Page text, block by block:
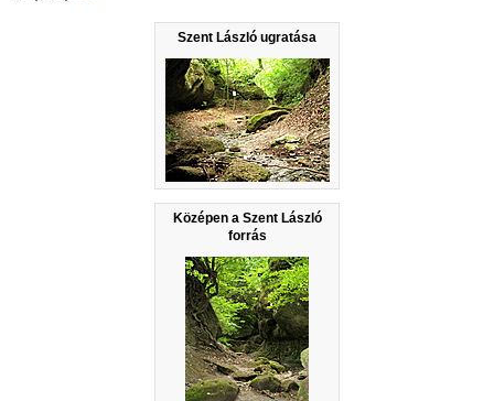
Szent László ugratása
Középen a Szent László
forrás